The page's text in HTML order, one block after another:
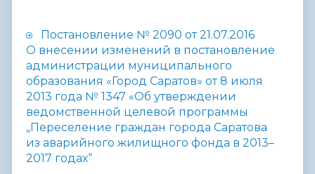
Постановление № 2090 от 21.07.2016
О внесении изменений в постановление
администрации муниципального
образования «Город Саратов» от 8 июля
2013 года № 1347 «Об утверждении
ведомственной целевой программы
„Переселение граждан города Саратова
из аварийного жилищного фонда в 2013–
2017 годах“